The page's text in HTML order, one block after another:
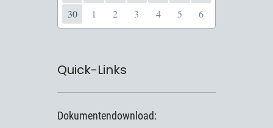
30
1 2 3 4 5 6
Quick-Links
Dokumentendownload: